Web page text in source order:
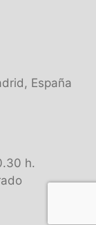
España
h.